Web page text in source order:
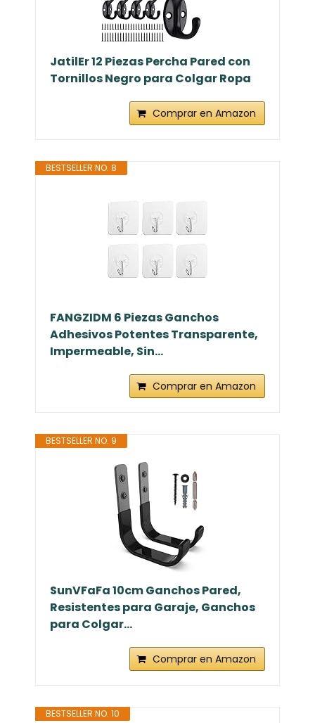
JatilEr 12 Piezas Percha Pared con
Tornillos Negro para Colgar Ropa
Comprar en Amazon
BESTSELLER NO. 8
FANGZIDM 6 Piezas Ganchos
Adhesivos Potentes Transparente,
Impermeable, Sin...
Comprar en Amazon
BESTSELLER NO. 9
SunVFaFa 10cm Ganchos Pared,
Resistentes para Garaje, Ganchos
para Colgar...
Comprar en Amazon
BESTSELLER NO. 10